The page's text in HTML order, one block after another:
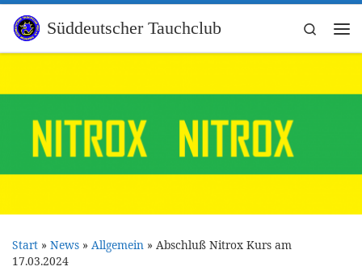
Zum Inhalt springen
Süddeutscher Tauchclub
Search
Start » News » Allgemein » Abschluß Nitrox Kurs am
17.03.2024